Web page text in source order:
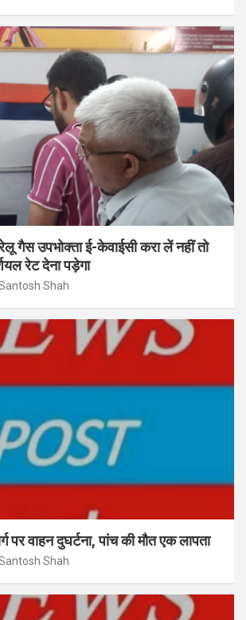
गैस उपभोक्ता ई-केवाईसी करा लें नहीं तो
रेट देना पड़ेगा
Shah
पर वाहन दुघर्टना, पांच की मौत एक लापता
Shah